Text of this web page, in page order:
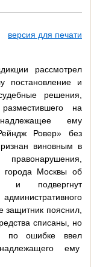
версия для печати
рассмотрел
постановление и
решения,
на
ему
Ровер» без
виновным в
города Москвы об
и подвергнут
пояснил,
списаны, но
по ошибке ввел
ему